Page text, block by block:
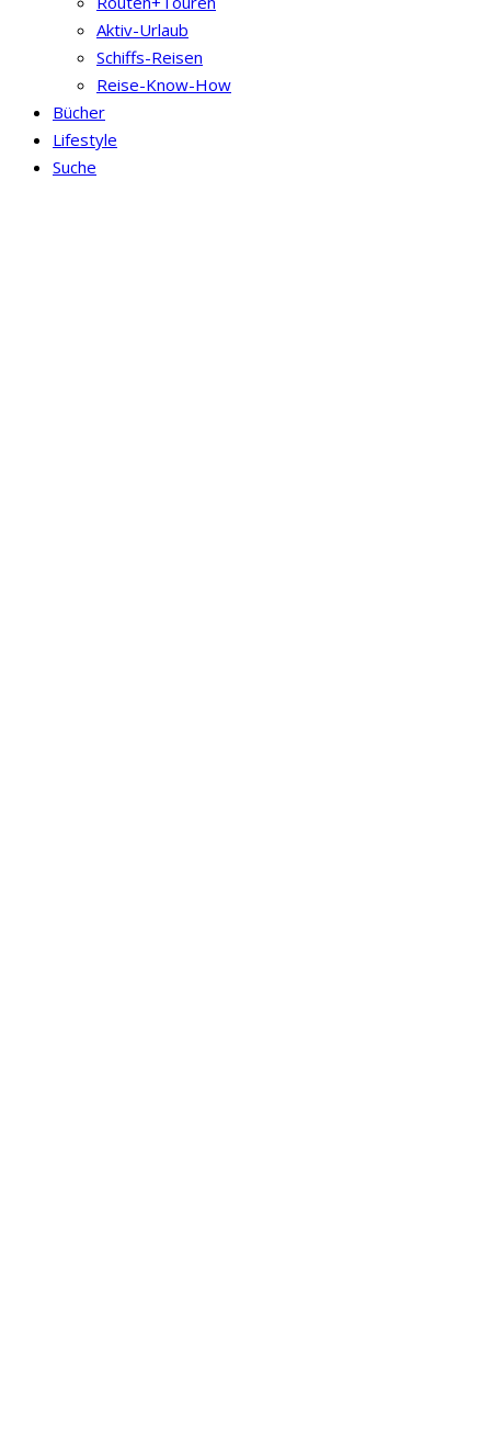
Aktiv-Urlaub
Schiffs-Reisen
Reise-Know-How
Bücher
Lifestyle
Suche